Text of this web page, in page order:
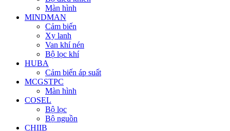
Màn hình
MINDMAN
Cảm biến
Xy lanh
Van khí nén
Bộ lọc khí
HUBA
Cảm biến áp suất
MCGSTPC
Màn hình
COSEL
Bộ lọc
Bộ nguồn
CHIIB